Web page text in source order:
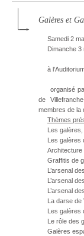
Galères et
Samedi 2
Dimanche 3
à l'Auditorium
organisé par
de
membres de la
Thèmes
Les galères,
Les galères
Architecture
Graffitis de
L’arsenal
L’arsenal
L’arsenal
La darse de
Les galères
Le rôle des
Galères